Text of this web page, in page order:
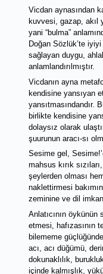
Vicdan aynasından
kuvvesi, gazap, akıl
yani “bulma”
Doğan Sözlük’te
sağlayan duygu,
anlamlandırılmıştır.
Vicdanın ayna
kendisine yansıyan
yansıtmasındandır.
birlikte kendisine
dolaysız olarak
şuurunun aracı-sı
Sesime gel,
mahsus kırık
şeylerden olması
naklettirmesi
zeminine ve dil
Anlatıcının
etmesi, hafızasının
bilememe
acı, acı düğümü,
dokunaklılık,
içinde kalmışlık,